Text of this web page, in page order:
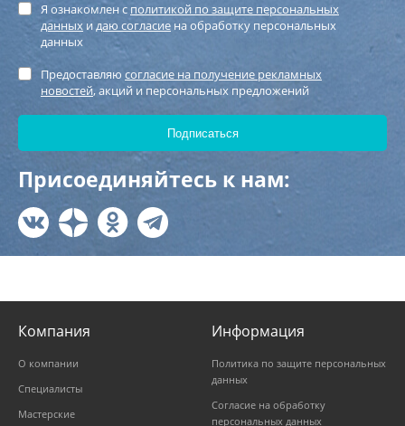
Я ознакомлен с политикой по защите персональных
данных и даю согласие на обработку персональных
данных
Предоставляю согласие на получение рекламных
новостей, акций и персональных предложений
Присоединяйтесь к нам:
Компания
О компании
Специалисты
Мастерские
Информация
Политика по защите персональных
данных
Согласие на обработку
персональных данных